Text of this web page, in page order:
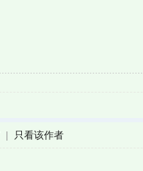
| 只看该作者